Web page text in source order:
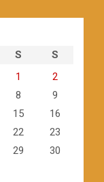
S
S
1
2
8
9
15
16
22
23
29
30